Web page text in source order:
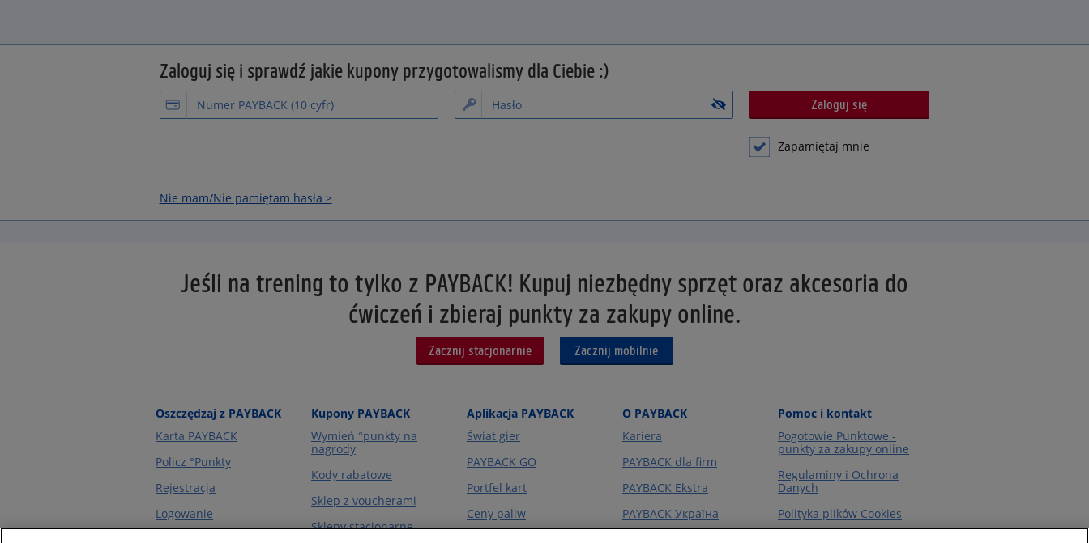
Zaloguj się i sprawdź jakie kupony przygotowalismy dla Ciebie :)
Zapamiętaj mnie
Nie mam/Nie pamiętam hasła >
Jeśli na trening to tylko z PAYBACK! Kupuj niezbędny sprzęt oraz akcesoria do
ćwiczeń i zbieraj punkty za zakupy online.
Zacznij stacjonarnie Zacznij mobilnie
Oszczędzaj z PAYBACK
Karta PAYBACK
Policz °Punkty
Rejestracja
Logowanie
Kupony PAYBACK
Wymień °punkty na
nagrody
Kody rabatowe
Sklep z voucherami
Sklepy stacjonarne
Aplikacja PAYBACK
Świat gier
PAYBACK GO
Portfel kart
Ceny paliw
O PAYBACK
Kariera
PAYBACK dla firm
PAYBACK Ekstra
PAYBACK Україна
Pomoc i kontakt
Pogotowie Punktowe -
punkty za zakupy online
Regulaminy i Ochrona
Danych
Polityka plików Cookies